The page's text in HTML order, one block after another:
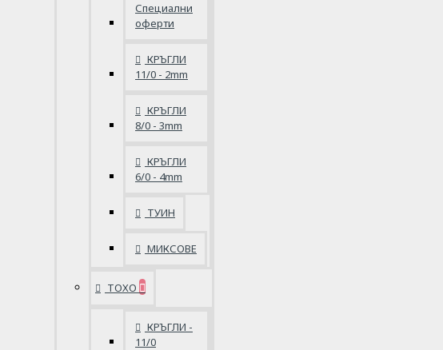
Специални
оферти
КРЪГЛИ
11/0 - 2mm
КРЪГЛИ
8/0 - 3mm
КРЪГЛИ
6/0 - 4mm
ТУИН
МИКСОВЕ
ТОХО
КРЪГЛИ -
11/0